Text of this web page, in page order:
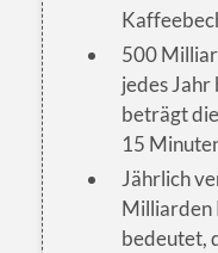
500
jedes
beträgt
15
Jährlich
Milliarden
bedeutet,